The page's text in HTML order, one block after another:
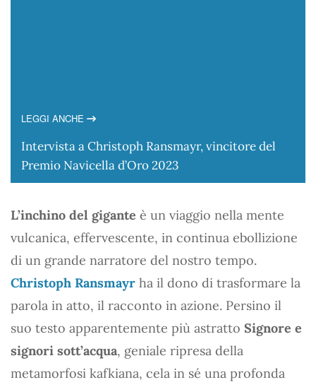
LEGGI ANCHE
Intervista a Christoph Ransmayr, vincitore del
Premio Navicella d’Oro 2023
L’inchino del gigante è un viaggio nella mente
vulcanica, effervescente, in continua ebollizione
di un grande narratore del nostro tempo.
Christoph Ransmayr ha il dono di trasformare la
parola in atto, il racconto in azione. Persino il
suo testo apparentemente più astratto Signore e
signori sott’acqua, geniale ripresa della
metamorfosi kafkiana, cela in sé una profonda